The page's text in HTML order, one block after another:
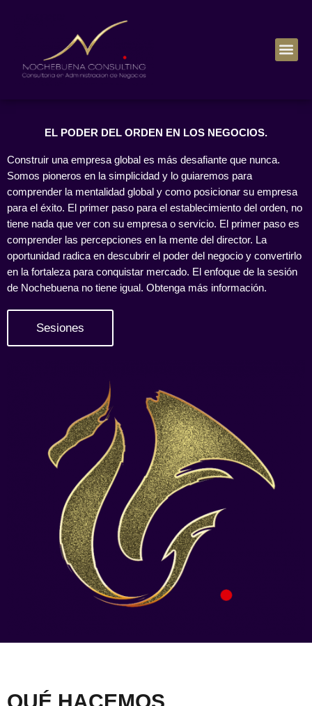
EL PODER DEL ORDEN EN LOS NEGOCIOS.
Construir una empresa global es más desafiante que nunca.
Somos pioneros en la simplicidad y lo guiaremos para
comprender la mentalidad global y como posicionar su empresa
para el éxito. El primer paso para el establecimiento del orden, no
tiene nada que ver con su empresa o servicio. El primer paso es
comprender las percepciones en la mente del director. La
oportunidad radica en descubrir el poder del negocio y convertirlo
en la fortaleza para conquistar mercado. El enfoque de la sesión
de Nochebuena no tiene igual. Obtenga más información.
Sesiones
QUÉ HACEMOS